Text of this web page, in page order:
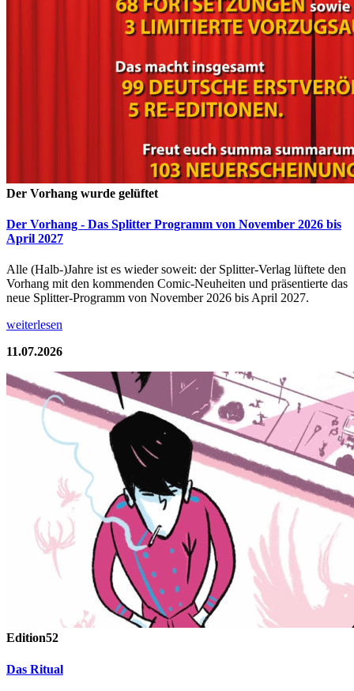
Der Vorhang wurde gelüftet
Der Vorhang - Das Splitter Programm von November 2026 bis
April 2027
Alle (Halb-)Jahre ist es wieder soweit: der Splitter-Verlag lüftete den
Vorhang mit den kommenden Comic-Neuheiten und präsentierte das
neue Splitter-Programm von November 2026 bis April 2027.
weiterlesen
11.07.2026
Edition52
Das Ritual